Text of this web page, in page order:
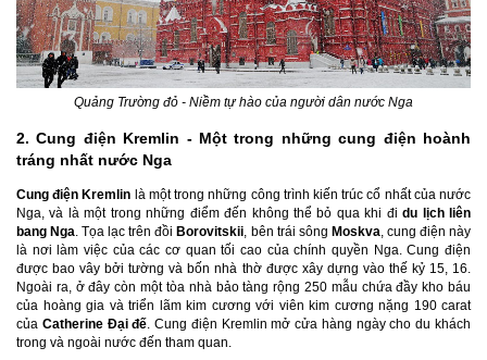
Quảng Trường đỏ - Niềm tự hào của người dân nước Nga
2. Cung điện Kremlin - Một trong những cung điện hoành
tráng nhất nước Nga
Cung điện Kremlin là một trong những công trình kiến trúc cổ nhất của nước
Nga, và là một trong những điểm đến không thể bỏ qua khi đidu lịch liên
bang Nga. Tọa lạc trên đồi Borovitskii, bên trái sông Moskva, cung điện này
là nơi làm việc của các cơ quan tối cao của chính quyền Nga. Cung điện
được bao vây bởi tường và bốn nhà thờ được xây dựng vào thế kỷ 15, 16.
Ngoài ra, ở đây còn một tòa nhà bảo tàng rộng 250 mẫu chứa đầy kho báu
của hoàng gia và triển lãm kim cương với viên kim cương nặng 190 carat
của Catherine Đại đế. Cung điện Kremlin mở cửa hàng ngày cho du khách
trong và ngoài nước đến tham quan.